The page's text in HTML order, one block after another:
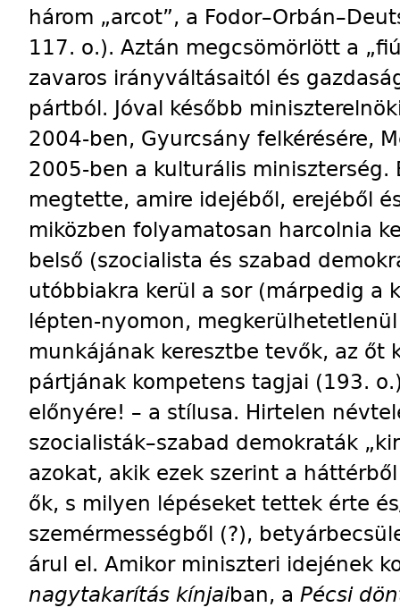
három „arcot”, a
117. o.). Aztán megcsömörlött a
zavaros irányváltásaitól és
pártból. Jóval később
2004-ben, Gyurcsány felkérésére,
2005-ben a kulturális
megtette, amire idejéből, erejéből
miközben folyamatosan harcolnia
belső (szocialista és szabad
utóbbiakra kerül a sor (márpedig a
lépten-nyomon,
munkájának keresztbe tevők, az őt
pártjának kompetens tagjai (193.
előnyére! – a stílusa. Hirtelen
szocialisták–szabad demokraták
azokat, akik ezek szerint a
ők, s milyen lépéseket tettek érte
szemérmességből (?),
árul el. Amikor miniszteri idejének
nagytakarítás kínjaiban, a Pécsi